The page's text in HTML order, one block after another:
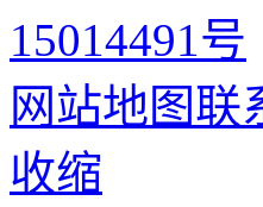
15014491号
网站地图联
收缩